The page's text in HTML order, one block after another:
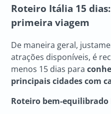
Roteiro Itália 15
primeira viagem
De maneira geral,
atrações disponíveis, é
menos 15 dias para
principais cidades com
Roteiro bem-equilibrado